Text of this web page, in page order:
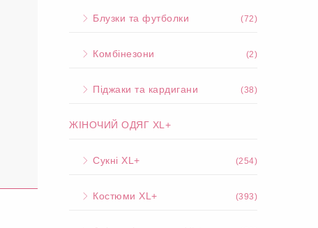
Блузки та футболки (72)
Комбінезони (2)
Піджаки та кардигани (38)
ЖІНОЧИЙ ОДЯГ XL+
Сукні XL+ (254)
Костюми XL+ (393)